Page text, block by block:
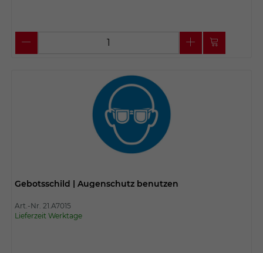
Gebotsschild | Augenschutz benutzen
Art.-Nr. 21.A7015
Lieferzeit Werktage